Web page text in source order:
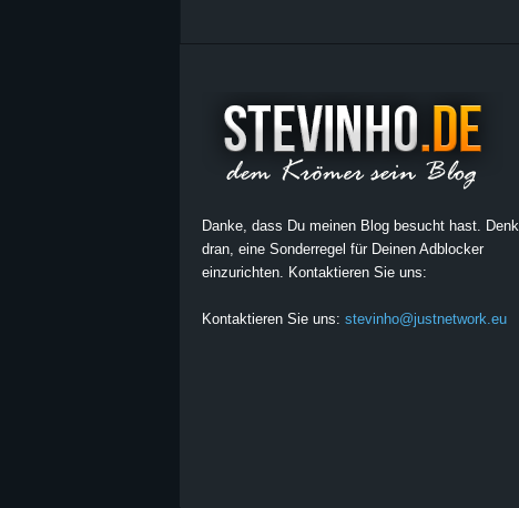
Danke, dass Du meinen Blog besucht hast. Denk
dran, eine Sonderregel für Deinen Adblocker
einzurichten. Kontaktieren Sie uns:
Kontaktieren Sie uns: stevinho@justnetwork.eu